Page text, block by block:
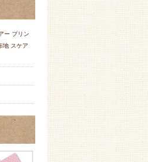
ー プリン
地 スケア